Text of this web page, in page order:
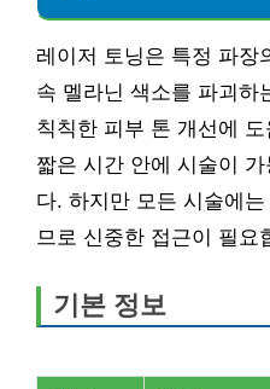
레이저 토닝은 특정 파장
속 멜라닌 색소를 파괴하
칙칙한 피부 톤 개선에
짧은 시간 안에 시술이
다. 하지만 모든 시술에
므로 신중한 접근이 필요
기본 정보